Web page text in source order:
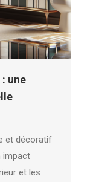
une
et décoratif
impact
et les